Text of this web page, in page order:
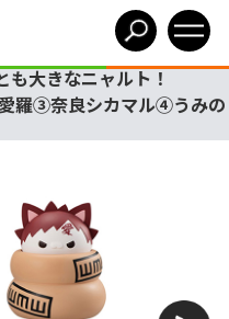
も大きなニャルト！
羅③奈良シカマル④うみの